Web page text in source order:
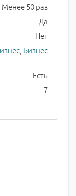
Менее 50 раз
Да
Нет
Бизнес
Есть
7